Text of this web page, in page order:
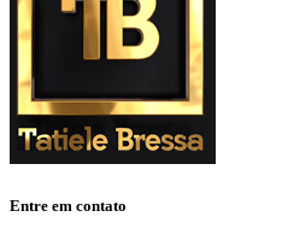
Entre em contato